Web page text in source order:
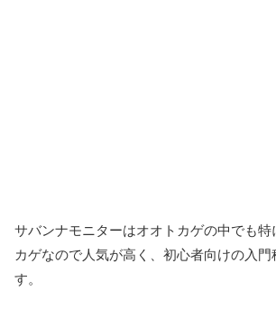
サバンナモニターはオオトカゲの中でも特
カゲなので人気が高く、初心者向けの入門
す。